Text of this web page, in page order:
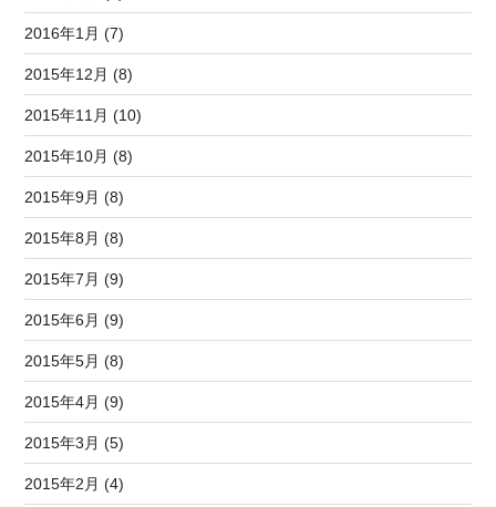
2016年1月 (7)
2015年12月 (8)
2015年11月 (10)
2015年10月 (8)
2015年9月 (8)
2015年8月 (8)
2015年7月 (9)
2015年6月 (9)
2015年5月 (8)
2015年4月 (9)
2015年3月 (5)
2015年2月 (4)